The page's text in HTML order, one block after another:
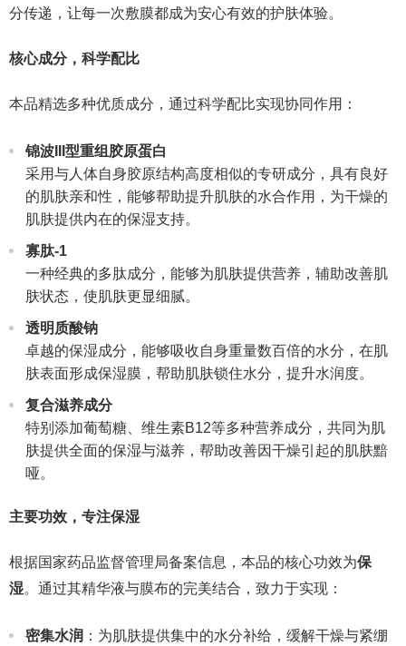
分传递，让每一次敷膜都成为安心有效的护肤体验。
核心成分，科学配比
本品精选多种优质成分，通过科学配比实现协同作用：
锦波III型重组胶原蛋白
采用与人体自身胶原结构高度相似的专研成分，具有良好
的肌肤亲和性，能够帮助提升肌肤的水合作用，为干燥的
肌肤提供内在的保湿支持。
寡肽-1
一种经典的多肽成分，能够为肌肤提供营养，辅助改善肌
肤状态，使肌肤更显细腻。
透明质酸钠
卓越的保湿成分，能够吸收自身重量数百倍的水分，在肌
肤表面形成保湿膜，帮助肌肤锁住水分，提升水润度。
复合滋养成分
特别添加葡萄糖、维生素B12等多种营养成分，共同为肌
肤提供全面的保湿与滋养，帮助改善因干燥引起的肌肤黯
哑。
主要功效，专注保湿
根据国家药品监督管理局备案信息，本品的核心功效为保
湿。通过其精华液与膜布的完美结合，致力于实现：
密集水润 ：为肌肤提供集中的水分补给，缓解干燥与紧绷